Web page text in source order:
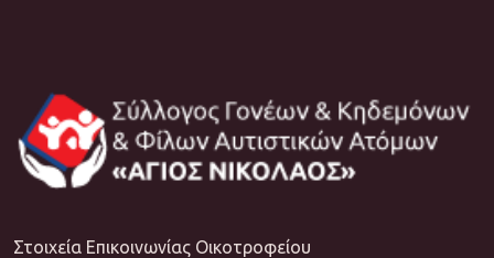
Στοιχεία Επικοινωνίας Οικοτροφείου